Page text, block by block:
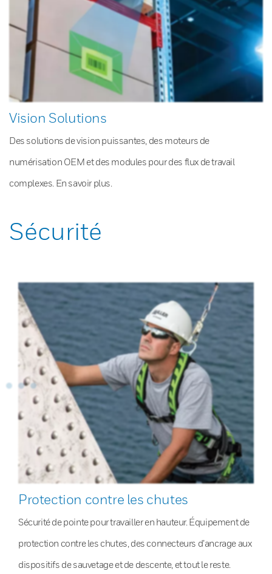
Vision Solutions
Des solutions de vision puissantes, des moteurs de
numérisation OEM et des modules pour des flux de travail
complexes. En savoir plus.
Sécurité
Protection contre les chutes
Sécurité de pointe pour travailler en hauteur. Équipement de
protection contre les chutes, des connecteurs d’ancrage aux
dispositifs de sauvetage et de descente, et tout le reste.